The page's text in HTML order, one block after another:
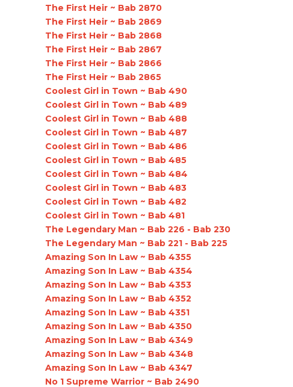
The First Heir ~ Bab 2870
The First Heir ~ Bab 2869
The First Heir ~ Bab 2868
The First Heir ~ Bab 2867
The First Heir ~ Bab 2866
The First Heir ~ Bab 2865
Coolest Girl in Town ~ Bab 490
Coolest Girl in Town ~ Bab 489
Coolest Girl in Town ~ Bab 488
Coolest Girl in Town ~ Bab 487
Coolest Girl in Town ~ Bab 486
Coolest Girl in Town ~ Bab 485
Coolest Girl in Town ~ Bab 484
Coolest Girl in Town ~ Bab 483
Coolest Girl in Town ~ Bab 482
Coolest Girl in Town ~ Bab 481
The Legendary Man ~ Bab 226 - Bab 230
The Legendary Man ~ Bab 221 - Bab 225
Amazing Son In Law ~ Bab 4355
Amazing Son In Law ~ Bab 4354
Amazing Son In Law ~ Bab 4353
Amazing Son In Law ~ Bab 4352
Amazing Son In Law ~ Bab 4351
Amazing Son In Law ~ Bab 4350
Amazing Son In Law ~ Bab 4349
Amazing Son In Law ~ Bab 4348
Amazing Son In Law ~ Bab 4347
No 1 Supreme Warrior ~ Bab 2490